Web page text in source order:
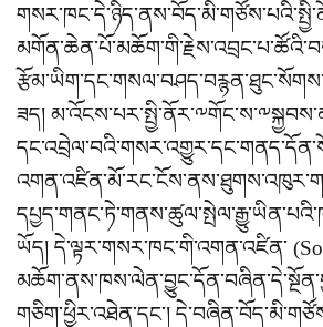
ཟད།
ཡོད། དེ་ལྟར་གསར་ཁང་གི་འགན་འཛིན་
གཅིག་ཕྱིར་འཐེན་དང་།